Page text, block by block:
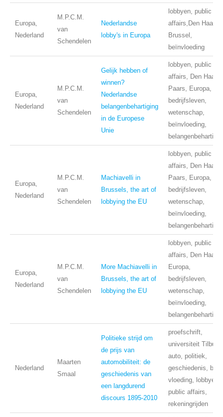
Europa,
Nederland
M.P.C.M.
van
Schendelen
Nederlandse
lobby's in Europa
lobbyen, public
affairs,Den Haag,
Brussel,
beïnvloeding
Europa,
Nederland
M.P.C.M.
van
Schendelen
Gelijk hebben of
winnen?
Nederlandse
belangenbehartiging
in de Europese
Unie
lobbyen, public
affairs, Den Haag,
Paars, Europa,
bedrijfsleven,
wetenschap,
beïnvloeding,
Europa,
Nederland
M.P.C.M.
van
Schendelen
Machiavelli in
Brussels, the art of
lobbying the EU
lobbyen, public
affairs, Den Haag,
Paars, Europa,
bedrijfsleven,
wetenschap,
beïnvloeding,
Europa,
Nederland
M.P.C.M.
van
Schendelen
More Machiavelli in
Brussels, the art of
lobbying the EU
lobbyen, public
affairs, Den Haag,
Europa,
bedrijfsleven,
wetenschap,
beïnvloeding,
Nederland
Maarten
Smaal
Politieke strijd om
de prijs van
automobiliteit: de
geschiedenis van
een langdurend
discours 1895-2010
proefschrift,
universiteit Tilburg,
auto, politiek,
geschiedenis,
vloeding, lobbyen,
public affairs,
rekeningrijden